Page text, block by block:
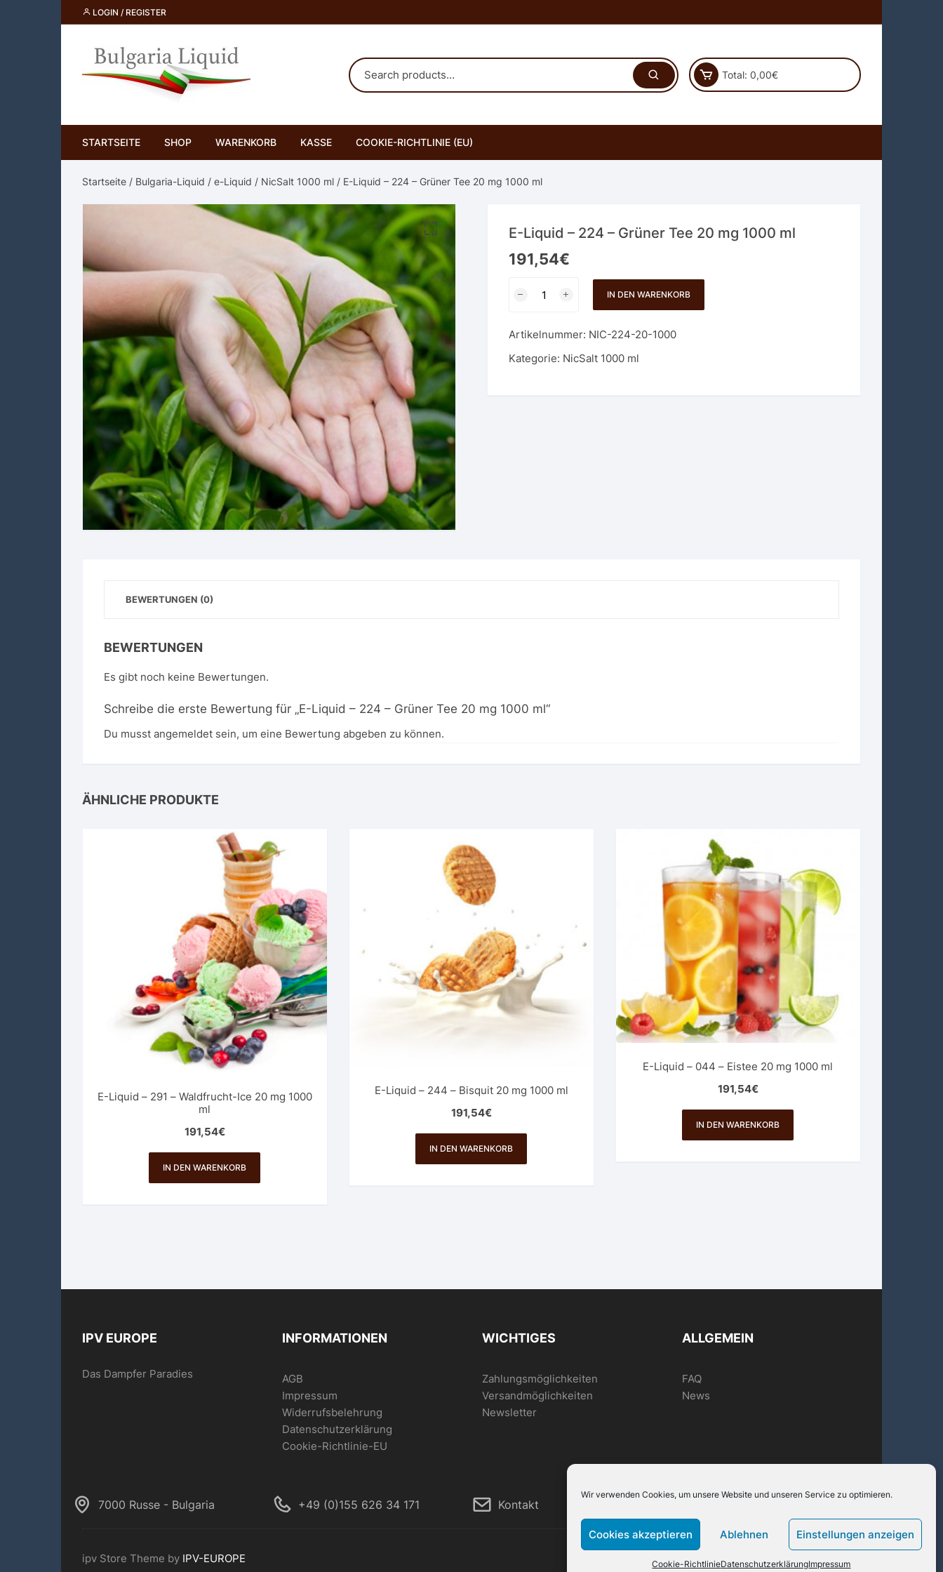
Wir verwenden Cookies, um unsere Website und unseren Service zu optimieren.
Cookies akzeptieren Ablehnen Einstellungen anzeigen
Cookie-RichtlinieDatenschutzerklärungImpressum
to
LOGIN / REGISTER
Total: 0,00€
STARTSEITE SHOP WARENKORB KASSE COOKIE-RICHTLINIE (EU)
Startseite / Bulgaria-Liquid / e-Liquid / NicSalt 1000 ml / E-Liquid – 224 – Grüner Tee 20 mg 1000 ml
E-Liquid – 224 – Grüner Tee 20 mg 1000 ml
191,54€
224
-
Grüner
IN DEN WARENKORB
Artikelnummer: NIC-224-20-1000
Kategorie: NicSalt 1000 ml
BEWERTUNGEN (0)
BEWERTUNGEN
Es gibt noch keine Bewertungen.
Schreibe die erste Bewertung für „E-Liquid – 224 – Grüner Tee 20 mg 1000 ml“
Du musst angemeldet sein, um eine Bewertung abgeben zu können.
ÄHNLICHE PRODUKTE
E-Liquid – 291 – Waldfrucht-Ice 20 mg 1000
ml
191,54€
IN DEN WARENKORB
E-Liquid – 244 – Bisquit 20 mg 1000 ml
191,54€
IN DEN WARENKORB
E-Liquid – 044 – Eistee 20 mg 1000 ml
191,54€
IN DEN WARENKORB
IPV EUROPE
Das Dampfer Paradies
INFORMATIONEN
AGB
Impressum
Widerrufsbelehrung
Datenschutzerklärung
Cookie-Richtlinie-EU
WICHTIGES
Zahlungsmöglichkeiten
Versandmöglichkeiten
Newsletter
ALLGEMEIN
FAQ
News
7000 Russe - Bulgaria +49 (0)155 626 34 171 Kontakt
ipv Store Theme by IPV-EUROPE